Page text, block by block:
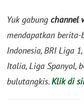
Yuk gabung channel
mendapatkan
Indonesia, BRI Liga
Italia, Liga Spanyol,
bulutangkis.Klik di